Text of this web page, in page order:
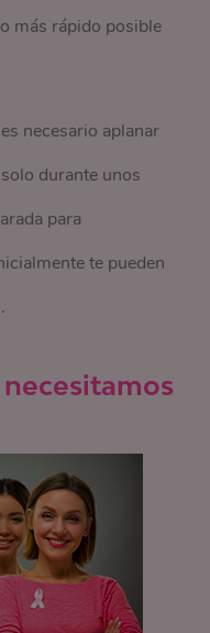
más rápido posible
necesario aplanar
durante unos
para
te pueden
necesitamos